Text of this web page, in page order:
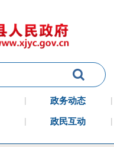
政务动态
政民互动